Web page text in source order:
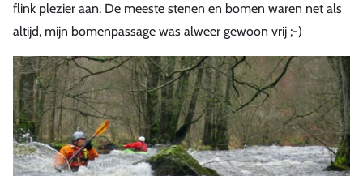
flink plezier aan. De meeste stenen en bomen waren net als
altijd, mijn bomenpassage was alweer gewoon vrij ;-)